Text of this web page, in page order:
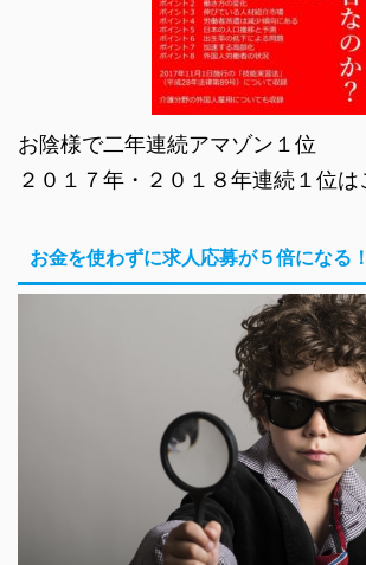
お陰様で二年連続アマゾン１位
２０１７年・２０１８年連続１位は
お金を使わずに求人応募が５倍になる